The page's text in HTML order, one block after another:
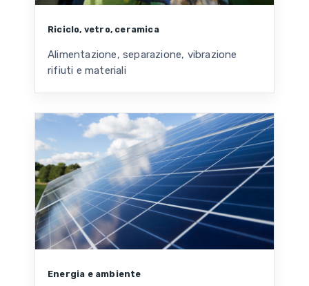
Riciclo, vetro, ceramica
Alimentazione, separazione, vibrazione
rifiuti e materiali
Energia e ambiente